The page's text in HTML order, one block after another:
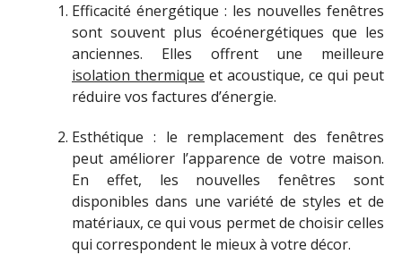
Efficacité énergétique : les nouvelles fenêtres
sont souvent plus écoénergétiques que les
anciennes. Elles offrent une meilleure
isolation thermique et acoustique, ce qui peut
réduire vos factures d’énergie.
Esthétique : le remplacement des fenêtres
peut améliorer l’apparence de votre maison.
En effet, les nouvelles fenêtres sont
disponibles dans une variété de styles et de
matériaux, ce qui vous permet de choisir celles
qui correspondent le mieux à votre décor.